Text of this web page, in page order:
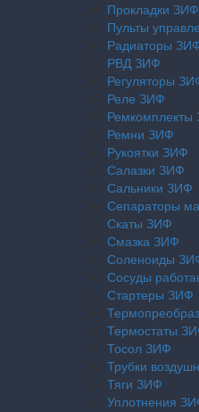
Прокладки ЗИФ
Пульты
Радиаторы
РВД ЗИФ
Регуляторы
Реле ЗИФ
Ремни ЗИФ
Рукоятки ЗИФ
Салазки ЗИФ
Сальники ЗИФ
Сепараторы
Скаты ЗИФ
Смазка ЗИФ
Соленоиды
Сосуды
Стартеры ЗИФ
Термостаты
Тосол ЗИФ
Трубки
Тяги ЗИФ
Уплотнения